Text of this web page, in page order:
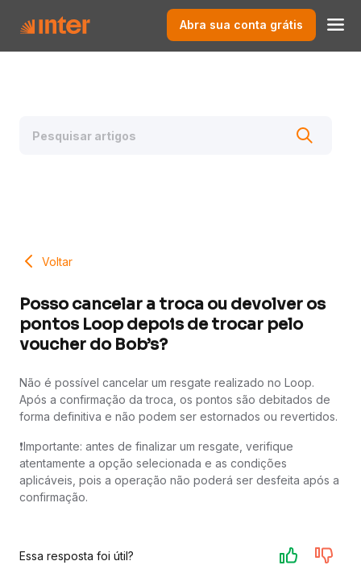
Abra sua conta grátis
Voltar
Posso cancelar a troca ou devolver os
pontos Loop depois de trocar pelo
voucher do Bob’s?
Não é possível cancelar um resgate realizado no Loop.
Após a confirmação da troca, os pontos são debitados de
forma definitiva e não podem ser estornados ou revertidos.
❗Importante: antes de finalizar um resgate, verifique
atentamente a opção selecionada e as condições
aplicáveis, pois a operação não poderá ser desfeita após a
confirmação.
Essa resposta foi útil?